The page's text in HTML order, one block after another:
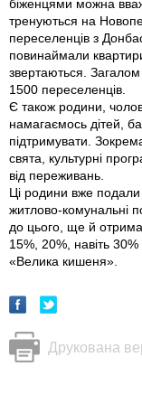
біженцями можна
тренуються на
переселенців з
повинаймали
звертаються.
1500 переселенців.
Є також родини,
намагаємось дітей,
підтримувати.
свята, культурні
від переживань.
Ці родини вже
житлово-комунальні
до цього, ще й
15%, 20%, навіть
«Велика кишеня».
Друкована